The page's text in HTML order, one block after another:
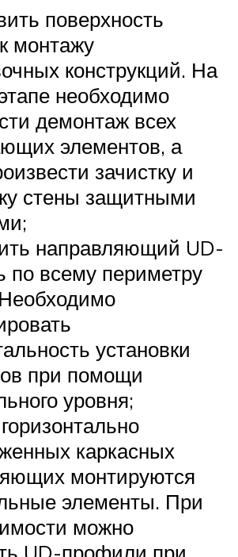
поверхность
монтажу
конструкций. На
необходимо
демонтаж всех
элементов, а
зачистку и
стены защитными
направляющий UD-
по всему периметру
установки
при помощи
уровня;
каркасных
монтируются
элементы. При
можно